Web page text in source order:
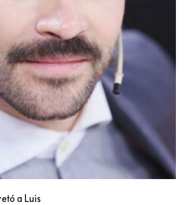
a Luis